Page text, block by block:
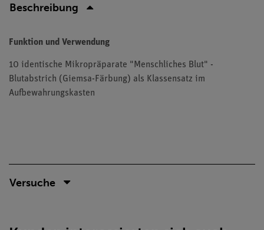
Beschreibung
Funktion und Verwendung
10 identische Mikropräparate "Menschliches Blut" -
Blutabstrich (Giemsa-Färbung) als Klassensatz im
Aufbewahrungskasten
Versuche